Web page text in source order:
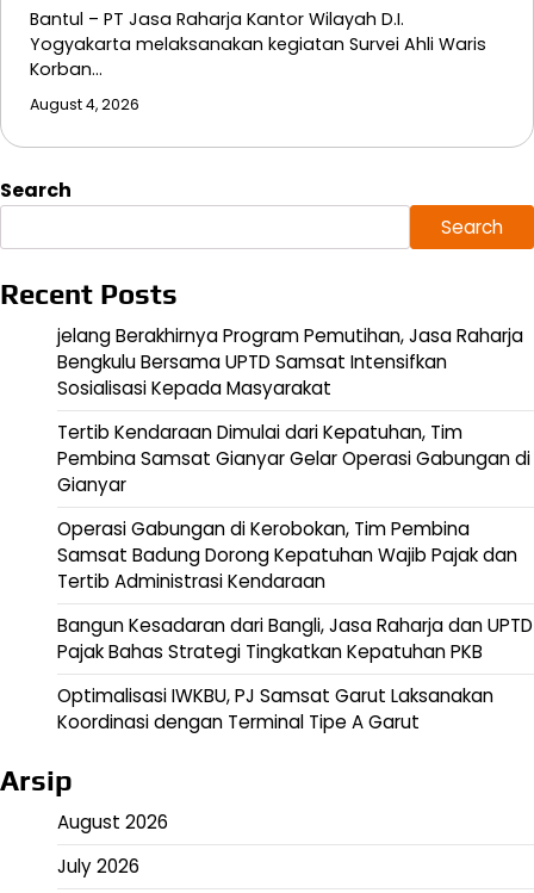
Bantul – PT Jasa Raharja Kantor Wilayah D.I.
Yogyakarta melaksanakan kegiatan Survei Ahli Waris
Korban…
August 4, 2026
Search
Search
Recent Posts
jelang Berakhirnya Program Pemutihan, Jasa Raharja
Bengkulu Bersama UPTD Samsat Intensifkan
Sosialisasi Kepada Masyarakat
Tertib Kendaraan Dimulai dari Kepatuhan, Tim
Pembina Samsat Gianyar Gelar Operasi Gabungan di
Gianyar
Operasi Gabungan di Kerobokan, Tim Pembina
Samsat Badung Dorong Kepatuhan Wajib Pajak dan
Tertib Administrasi Kendaraan
Bangun Kesadaran dari Bangli, Jasa Raharja dan UPTD
Pajak Bahas Strategi Tingkatkan Kepatuhan PKB
Optimalisasi IWKBU, PJ Samsat Garut Laksanakan
Koordinasi dengan Terminal Tipe A Garut
Arsip
August 2026
July 2026